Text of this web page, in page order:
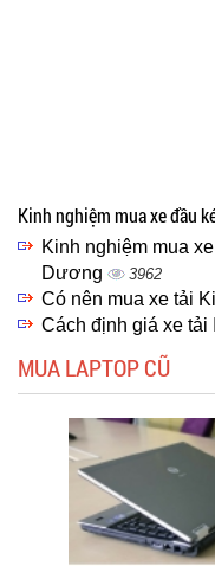
Kinh nghiệm mua xe đầu
Kinh nghiệm mua
Dương
3962
Có nên mua xe tải
Cách định giá xe tải
MUA LAPTOP CŨ